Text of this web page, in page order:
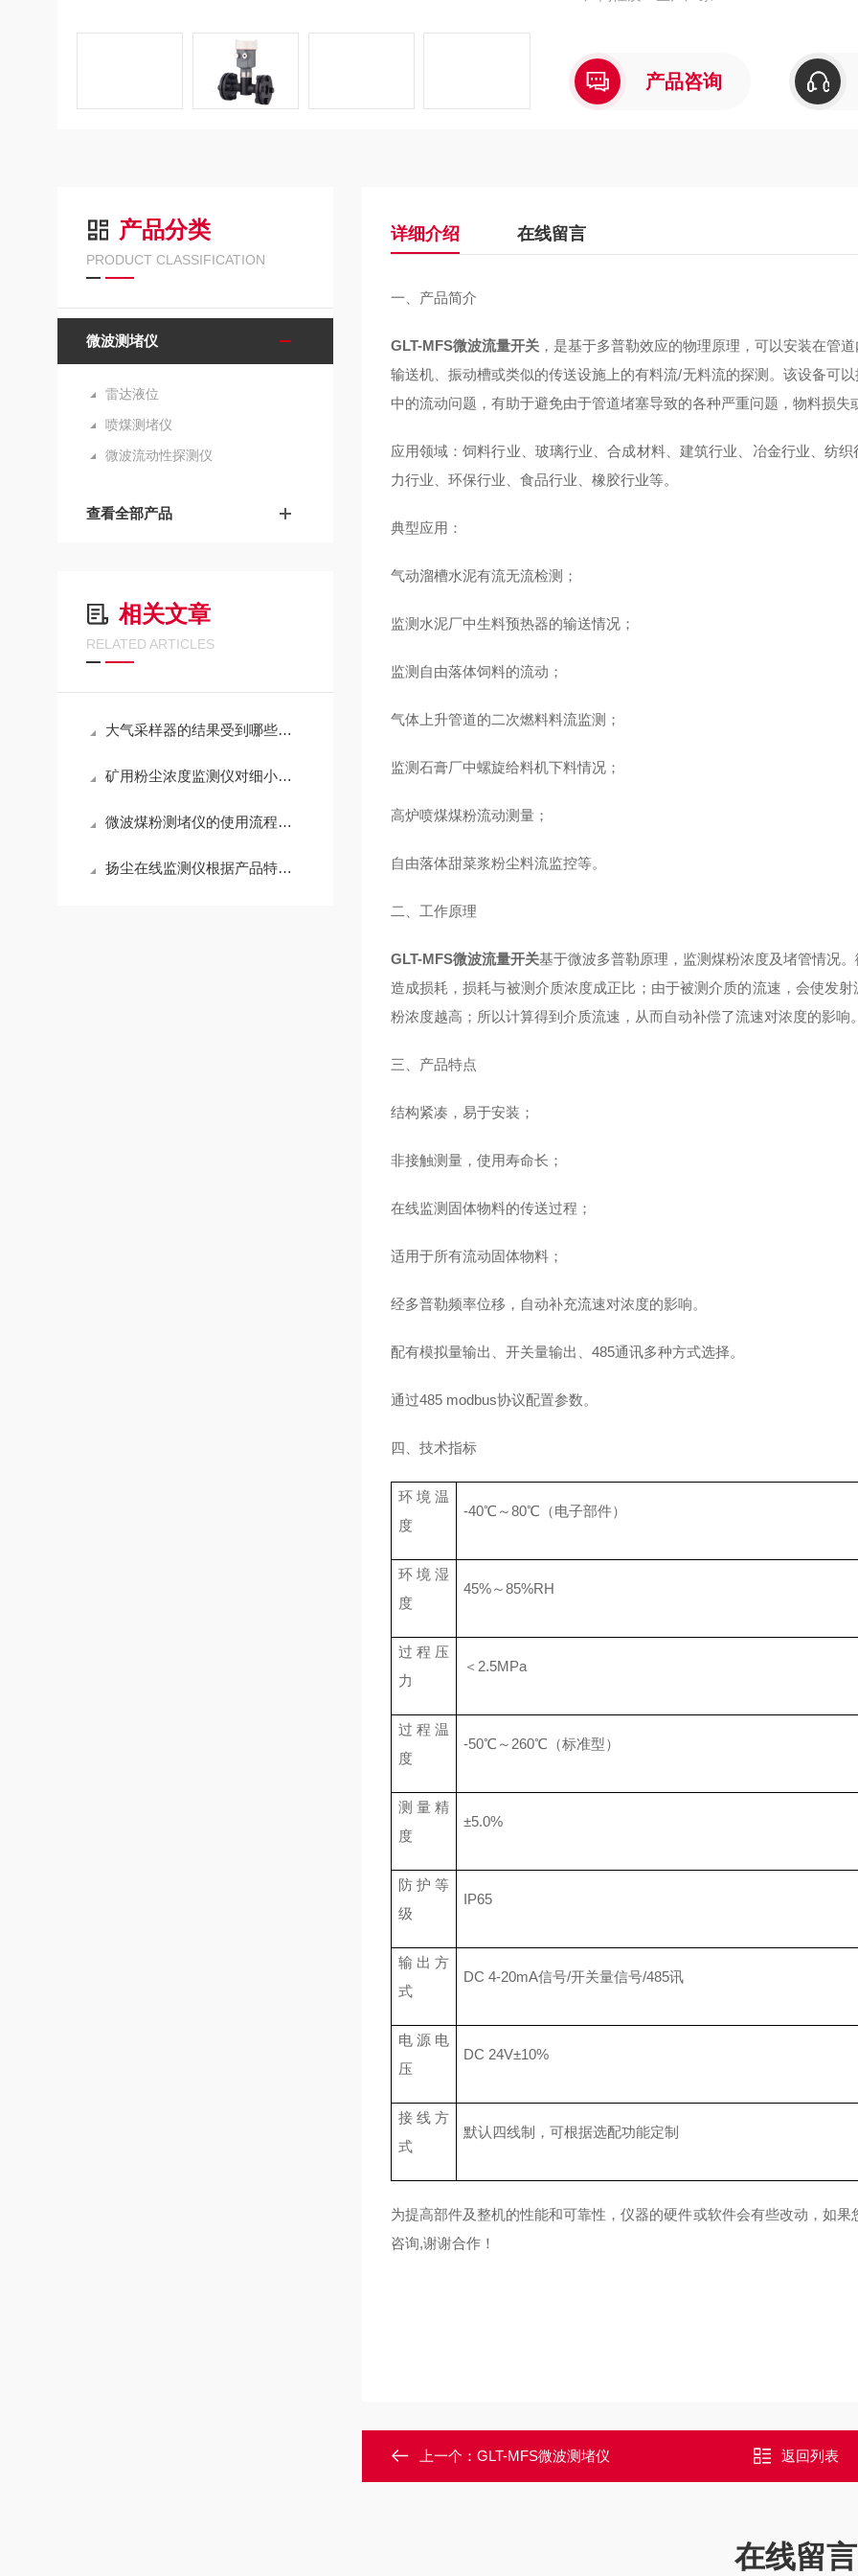
产品咨询
产品分类
PRODUCT CLASSIFICATION
微波测堵仪
雷达液位
喷煤测堵仪
微波流动性探测仪
查看全部产品
相关文章
RELATED ARTICLES
大气采样器的结果受到哪些方面影响
矿用粉尘浓度监测仪对细小颗粒物具有高灵敏度
微波煤粉测堵仪的使用流程有几步
扬尘在线监测仪根据产品特点选择
详细介绍 在线留言
一、产品简介
GLT-MFS微波流量开关，是基于多普勒效应的物理原理，可以安装在管
输送机、振动槽或类似的传送设施上的有料流/无料流的探测。该设备可
中的流动问题，有助于避免由于管道堵塞导致的各种严重问题，物料损失
应用领域：饲料行业、玻璃行业、合成材料、建筑行业、冶金行业、纺
力行业、环保行业、食品行业、橡胶行业等。
典型应用：
气动溜槽水泥有流无流检测；
监测水泥厂中生料预热器的输送情况；
监测自由落体饲料的流动；
气体上升管道的二次燃料料流监测；
监测石膏厂中螺旋给料机下料情况；
高炉喷煤煤粉流动测量；
自由落体甜菜浆粉尘料流监控等。
二、工作原理
GLT-MFS微波流量开关基于微波多普勒原理，监测煤粉浓度及堵管情况
造成损耗，损耗与被测介质浓度成正比；由于被测介质的流速，会使发
粉浓度越高；所以计算得到介质流速，从而自动补偿了流速对浓度的影响
三、产品特点
结构紧凑，易于安装；
非接触测量，使用寿命长；
在线监测固体物料的传送过程；
适用于所有流动固体物料；
经多普勒频率位移，自动补充流速对浓度的影响。
配有模拟量输出、开关量输出、485通讯多种方式选择。
通过485 modbus协议配置参数。
四、技术指标
环境温
度
-40℃～80℃（电子部件）
环境湿
度
45%～85%RH
过程压
力
＜2.5MPa
过程温
度
-50℃～260℃（标准型）
测量精
度
±5.0%
防护等
级
IP65
输出方
式
DC 4-20mA信号/开关量信号/485讯
电源电
压
DC 24V±10%
接线方
式
默认四线制，可根据选配功能定制
为提高部件及整机的性能和可靠性，仪器的硬件或软件会有些改动，如
咨询,谢谢合作！
上一个： GLT-MFS微波测堵仪 返回列表
在线留言